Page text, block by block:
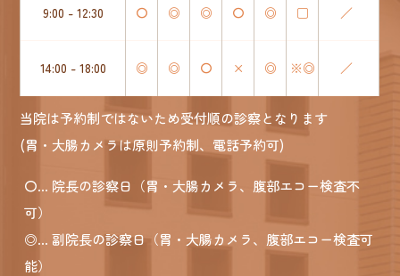
9:00 - 12:30 〇 ◎ ◎ 〇 ◎ □ ／
14:00 - 18:00 ◎ ◎ 〇 × ◎ ※◎ ／
当院は予約制ではないため受付順の診察となります
(胃・大腸カメラは原則予約制、電話予約可)
〇... 院長の診察日（胃・大腸カメラ、腹部エコー検査不
可）
◎... 副院長の診察日（胃・大腸カメラ、腹部エコー検査可
能）